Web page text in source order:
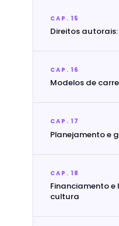
CAP. 15
Direitos
CAP. 16
Modelos de
CAP. 17
Planejamento e
CAP. 18
Financiamento e
cultura